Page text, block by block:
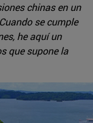
chinas en un
se cumple
he aquí un
que supone la